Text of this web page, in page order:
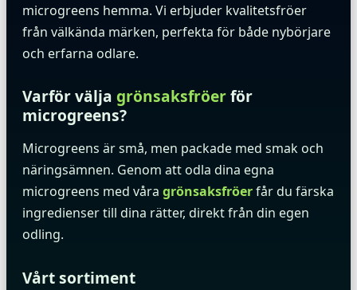
microgreens hemma. Vi erbjuder kvalitetsfröer
från välkända märken, perfekta för både nybörjare
och erfarna odlare.
Varför välja grönsaksfröerför
microgreens?
Microgreens är små, men packade med smak och
näringsämnen. Genom att odla dina egna
microgreens med våra grönsaksfröerfår du färska
ingredienser till dina rätter, direkt från din egen
odling.
Vårt sortiment